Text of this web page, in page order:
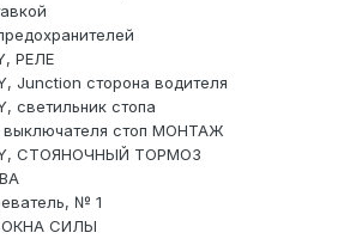
РЕЛЕ
Junction сторона водителя
светильник стопа
стоп МОНТАЖ
СТОЯНОЧНЫЙ ТОРМОЗ
№ 1
ОКНА СИЛЫ